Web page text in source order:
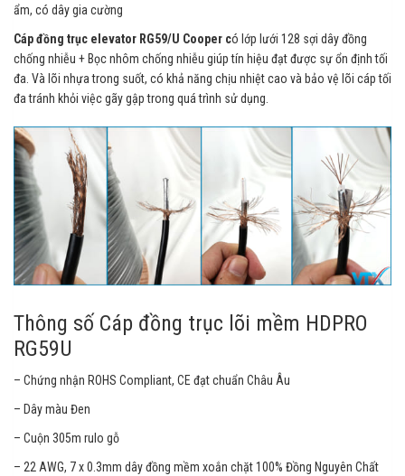
ẩm, có dây gia cường
Cáp đồng trục elevator RG59/U Cooper có lớp lưới 128 sợi dây đồng
chống nhiễu + Bọc nhôm chống nhiễu giúp tín hiệu đạt được sự ổn định tối
đa. Và lõi nhựa trong suốt, có khả năng chịu nhiệt cao và bảo vệ lõi cáp tối
đa tránh khỏi việc gãy gập trong quá trình sử dụng.
Thông số Cáp đồng trục lõi mềm HDPRO
RG59U
– Chứng nhận ROHS Compliant, CE đạt chuẩn Châu Âu
– Dây màu Đen
– Cuộn 305m rulo gỗ
– 22 AWG, 7 x 0.3mm dây đồng mềm xoắn chặt 100% Đồng Nguyên Chất